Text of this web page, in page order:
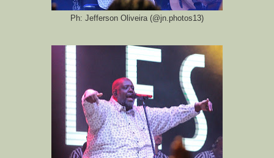
Ph: Jefferson Oliveira (@jn.photos13)